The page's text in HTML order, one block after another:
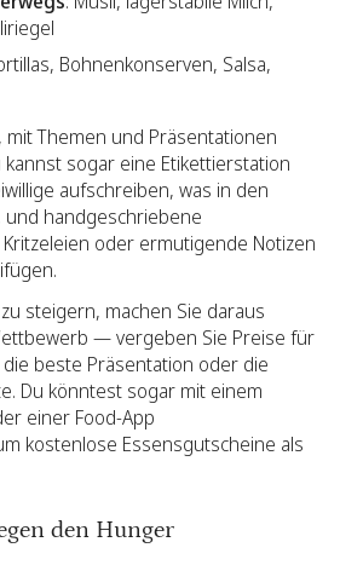
Bohnenkonserven, Salsa,
mit Themen und Präsentationen
kannst sogar eine Etikettierstation
aufschreiben, was in den
handgeschriebene
oder ermutigende Notizen
steigern, machen Sie daraus
— vergeben Sie Preise für
beste Präsentation oder die
Du könntest sogar mit einem
einer Food-App
kostenlose Essensgutscheine als
den Hunger